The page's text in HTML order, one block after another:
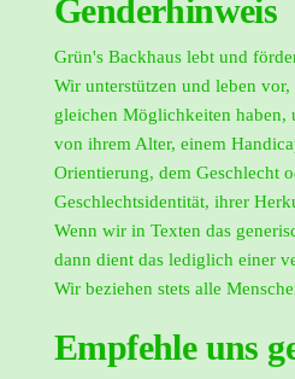
Genderhinweis
Grün's Backhaus lebt und
Wir unterstützen und leben vor,
gleichen Möglichkeiten haben,
von ihrem Alter, einem
Orientierung, dem Geschlecht
Geschlechtsidentität, ihrer
Wenn wir in Texten das
dann dient das lediglich einer
Wir beziehen stets alle
Empfehle uns